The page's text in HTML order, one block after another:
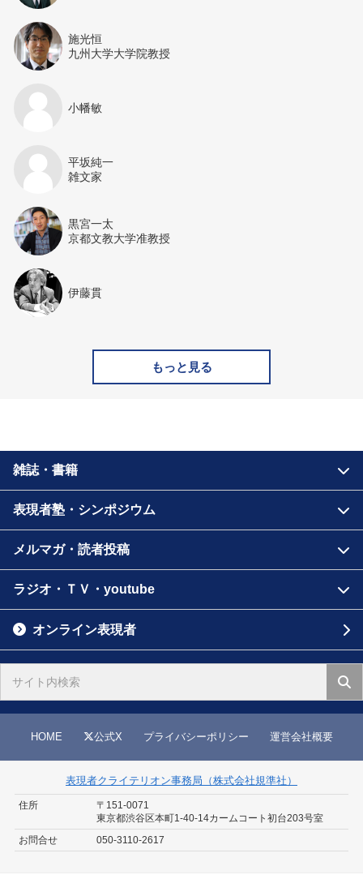
施光恒
九州大学大学院教授
小幡敏
平坂純一
雑文家
黒宮一太
京都文教大学准教授
伊藤貫
もっと見る
雑誌・書籍
表現者塾・シンポジウム
メルマガ・読者投稿
ラジオ・ＴＶ・youtube
オンライン表現者
HOME 公式X プライバシーポリシー 運営会社概要
表現者クライテリオン事務局（株式会社規準社）
住所
〒151-0071
東京都渋谷区本町1-40-14カームコート初台203号室
お問合せ
050-3110-2617